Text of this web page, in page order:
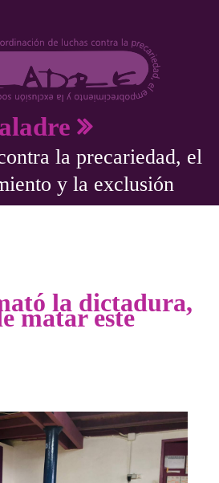
la precariedad, el
y la exclusión
usted aquí
la dictadura,
matar este